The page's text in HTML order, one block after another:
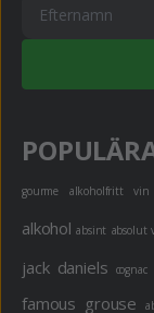
gourme alkoholfritt vin
alkohol absint absolut
jack daniels cognac
famous grouse